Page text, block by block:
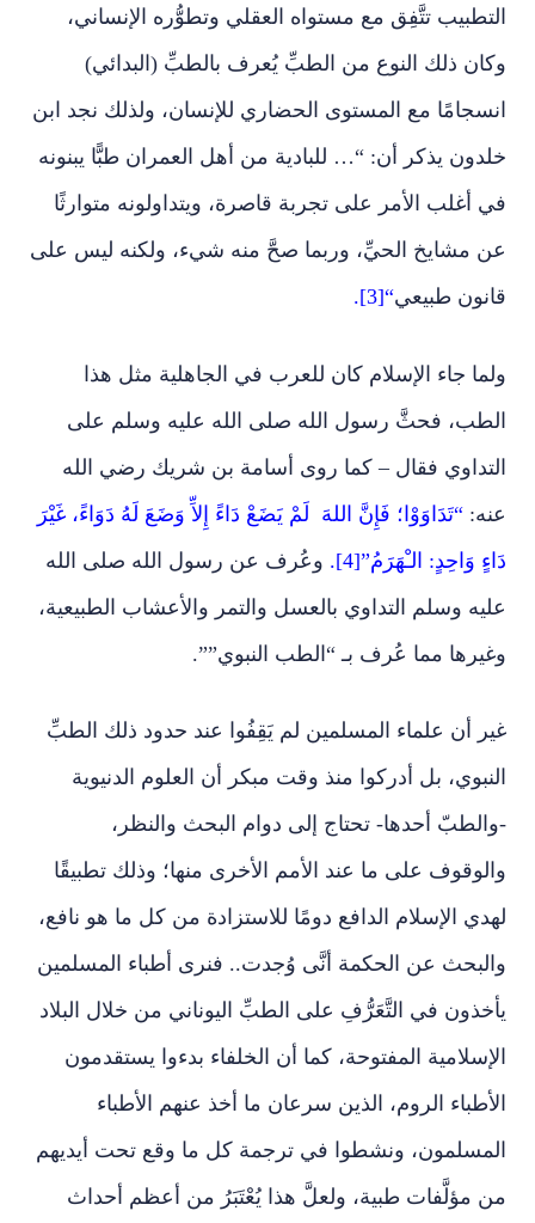
التطبيب تتَّفِق مع مستواه العقلي وتطوُّره الإنساني،
وكان ذلك النوع من الطبِّ يُعرف بالطبِّ (البدائي)
انسجامًا مع المستوى الحضاري للإنسان، ولذلك نجد ابن
خلدون يذكر أن: “… للبادية من أهل العمران طبًّا يبنونه
في أغلب الأمر على تجربة قاصرة، ويتداولونه متوارثًا
عن مشايخ الحيِّ، وربما صحَّ منه شيء، ولكنه ليس على
قانون طبيعي“[3].
ولما جاء الإسلام كان للعرب في الجاهلية مثل هذا
الطب، فحثَّ رسول الله صلى الله عليه وسلم على
التداوي فقال – كما روى أسامة بن شريك رضي الله
عنه: “تَدَاوَوْا؛ فَإِنَّ اللهَ لَمْ يَضَعْ دَاءً إِلاِّ وَضَعَ لَهُ دَوَاءً، غَيْرَ
دَاءٍ وَاحِدٍ: الـْهَرَمُ”[4].
وعُرف عن رسول الله صلى الله
عليه وسلم التداوي بالعسل والتمر والأعشاب الطبيعية،
وغيرها مما عُرف بـ “الطب النبوي””.
غير أن علماء المسلمين لم يَقِفُوا عند حدود ذلك الطبِّ
النبوي، بل أدركوا منذ وقت مبكر أن العلوم الدنيوية
-والطبّ أحدها- تحتاج إلى دوام البحث والنظر،
والوقوف على ما عند الأمم الأخرى منها؛ وذلك تطبيقًا
لهدي الإسلام الدافع دومًا للاستزادة من كل ما هو نافع،
والبحث عن الحكمة أنَّى وُجدت.. فنرى أطباء المسلمين
يأخذون في التَّعَرُّفِ على الطبِّ اليوناني من خلال البلاد
الإسلامية المفتوحة، كما أن الخلفاء بدءوا يستقدمون
الأطباء الروم، الذين سرعان ما أخذ عنهم الأطباء
المسلمون، ونشطوا في ترجمة كل ما وقع تحت أيديهم
من مؤلَّفات طبية، ولعلَّ هذا يُعْتَبَرُ من أعظم أحداث